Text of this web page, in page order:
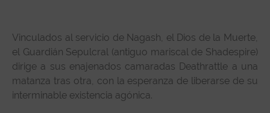
Vinculados al servicio de Nagash, el Dios de la Muerte,
el Guardián Sepulcral (antiguo mariscal de Shadespire)
dirige a sus enajenados camaradas Deathrattle a una
matanza tras otra, con la esperanza de liberarse de su
interminable existencia agónica.